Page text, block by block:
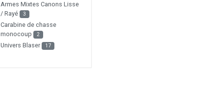
Armes Mixtes Canons Lisse
/ Rayé
3
Carabine de chasse
monocoup
2
Univers Blaser 17